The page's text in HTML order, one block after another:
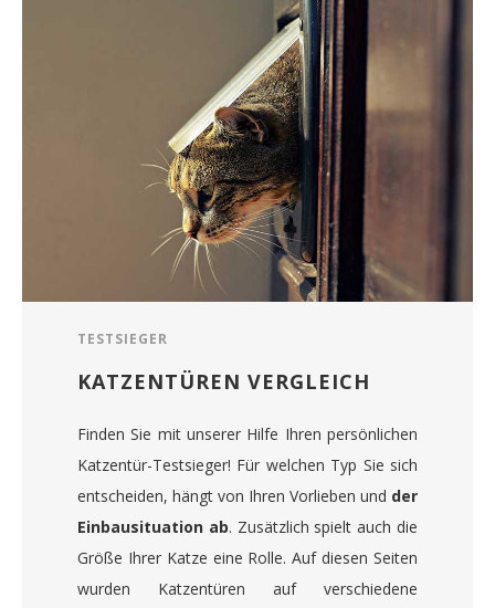
TESTSIEGER
KATZENTÜREN VERGLEICH
Finden Sie mit unserer Hilfe Ihren persönlichen
Katzentür-Testsieger! Für welchen Typ Sie sich
entscheiden, hängt von Ihren Vorlieben und der
Einbausituation ab. Zusätzlich spielt auch die
Größe Ihrer Katze eine Rolle. Auf diesen Seiten
wurden Katzentüren auf verschiedene